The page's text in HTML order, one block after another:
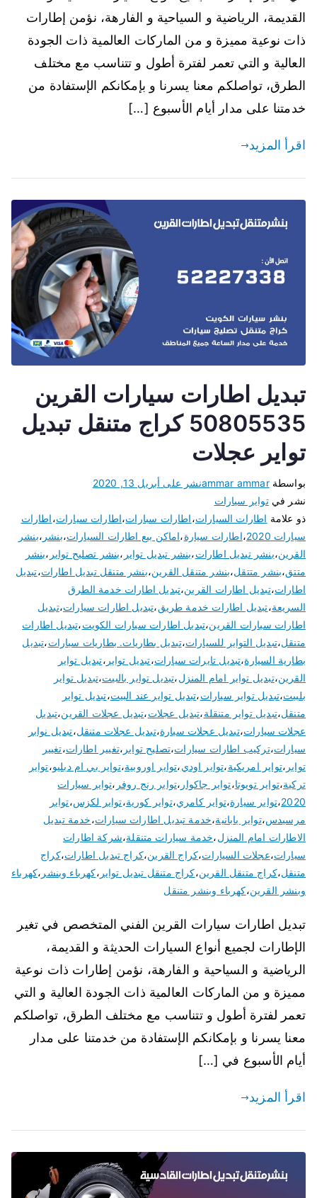
القديمة، الرياضية و السياحية و الفارهة، نؤمن إطارات
ذات نوعية مميزة و من الماركات العالمية ذات الجودة
العالية و التي تعمر لفترة أطول و تتناسب مع مختلف
الطرق، تواصلكم معنا يسرنا و بإمكانكم الإستفادة من
خدمتنا على مدار أيام الأسبوع […]
اقرأ المزيد
تبديل اطارات سيارات القرين
50805535 كراج متنقل تبديل
تواير عجلات
بواسطةammar ammarنشر على أبريل 13, 2020
نشر فيتواير سيارات
ذو علامة اطارات السيارات،اطارات سبارات،اطارات سيارات،اطارات
سيارات 2020
،اطارات سيارة،اماكن بيع اطارات السيارات،بنشر ،بنشر
القرين،بنشر تبديل اطارات،بنشر تبديل تواير ،بنشر تصليح تواير ،بنشر
متتق،بنشر متتقل،بنشر متنقل القرين،بنشر متنقل تبديل اطارات،تبديل
اطارات،تبديل اطارات القرين،تبديل اطارات خدمة الطرق
السريعة،تبديل اطارات خدمة طريق،تبديل اطارات سيارات،تبديل
اطارات سيارات القرين،تبديل اطارات سيارات الكويت،تبديل اطارات
متنقل،تبديل التواير للسيارات،تبديل بطاريات. بطاريات سيارات،تبديل
بطارية السيارة،تبديل تايرات سيارات،تبديل تواير ،تبديل تواير
القرين،تبديل تواير امام المنزل،تبديل تواير بالبيت،تبديل تواير
بلبيت،تبديل تواير سيارات،تبديل تواير عند البيت،تبديل تواير
متنقل،تبديل تواير متنقلة،تبديل عجلات،تبديل عجلات القرين،تبديل
عجلات سيارات،تبديل عجلات سيارة،تبديل عجلات متنقل،تبديل نوابر
سيارات،تركيب اطارات سيارات،تصليح تواير ،تغيير اطارات،تغيير
تواير ،تواير امريكية،تواير اودي،تواير اوروبية،تواير بي ام دبليو،تواير
تركية،تواير تويوتا،تواير جاكوار ،تواير رنج روفر ،تواير سيارات
2020،تواير سيارة،تواير كامري،تواير كورية،تواير لكزس،تواير
مرسيدس،تواير يابانية،خدمة تبديل اطارات سيارات،خدمة تبديل
الاطارات امام المنزل،خدمة سيارات متنقلة،شركة اطارات
سيارات،عجلات السيارات،كراج القرين،كراج تبديل اطارات،كراج
متنقل،كراج متنقل القرين،كراج متنقل تبديل تواير ،كهرباء وبنشر ،كهرباء
وبنشر القرين،كهرباء وبنشر متنقل
تبديل اطارات سيارات القرين الفني المتخصص في تغير
الإطارات لجميع أنواع السيارات الحديثة و القديمة،
الرياضية و السياحية و الفارهة، نؤمن إطارات ذات نوعية
مميزة و من الماركات العالمية ذات الجودة العالية و التي
تعمر لفترة أطول و تتناسب مع مختلف الطرق، تواصلكم
معنا يسرنا و بإمكانكم الإستفادة من خدمتنا على مدار
أيام الأسبوع في […]
اقرأ المزيد